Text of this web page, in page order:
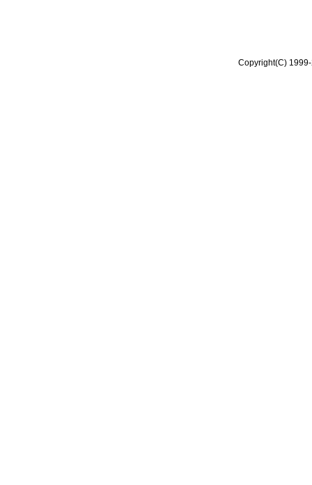
Copyright(C)